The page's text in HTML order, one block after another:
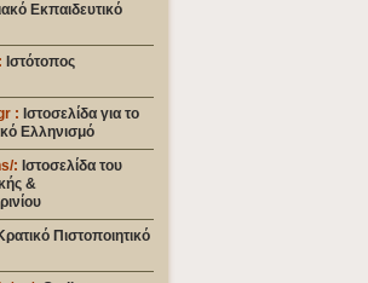
Εκπαιδευτικό
: Ιστότοπος
: Ιστοσελίδα για το
Ελληνισμό
: Ιστοσελίδα του
&
Πιστοποιητικό